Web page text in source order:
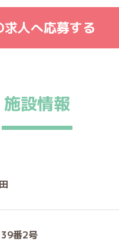
求人へ応募する
施設情報
番2号